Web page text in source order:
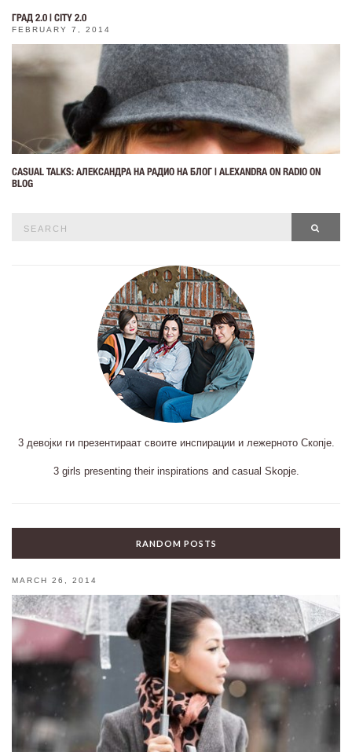
ГРАД 2.0 | CITY 2.0
FEBRUARY 7, 2014
CASUAL TALKS: АЛЕКСАНДРА НА РАДИО НА БЛОГ | ALEXANDRA ON RADIO ON
BLOG
3 девојки ги презентираат своите инспирации и лежерното Скопје.
3 girls presenting their inspirations and casual Skopje.
RANDOM POSTS
MARCH 26, 2014